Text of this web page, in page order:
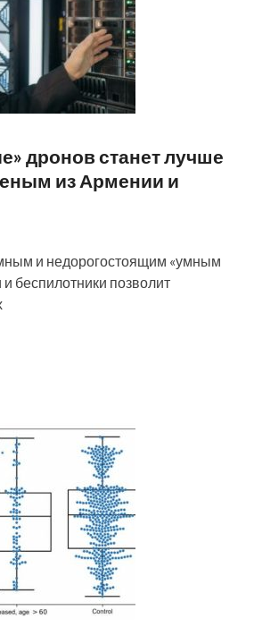
дронов станет лучше
из Армении и
и недорогостоящим «умным
беспилотники позволит